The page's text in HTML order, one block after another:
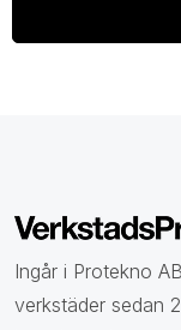
Ingår i Protekno
verkstäder sedan